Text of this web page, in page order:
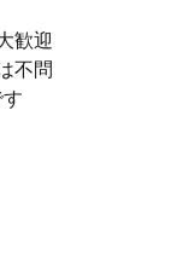
歓迎
不問